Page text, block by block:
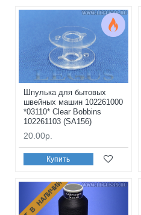
Шпулька для бытовых
швейных машин 102261000
*03110* Clear Bobbins
102261103 (SA156)
20.00р.
Купить
НЕТ В НАЛИЧИИ